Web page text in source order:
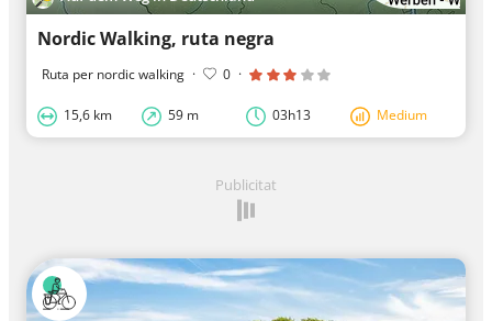
Nordic Walking, ruta negra
Ruta per nordic walking · 0 ·
15,6 km 59 m 03h13 Medium
Publicitat